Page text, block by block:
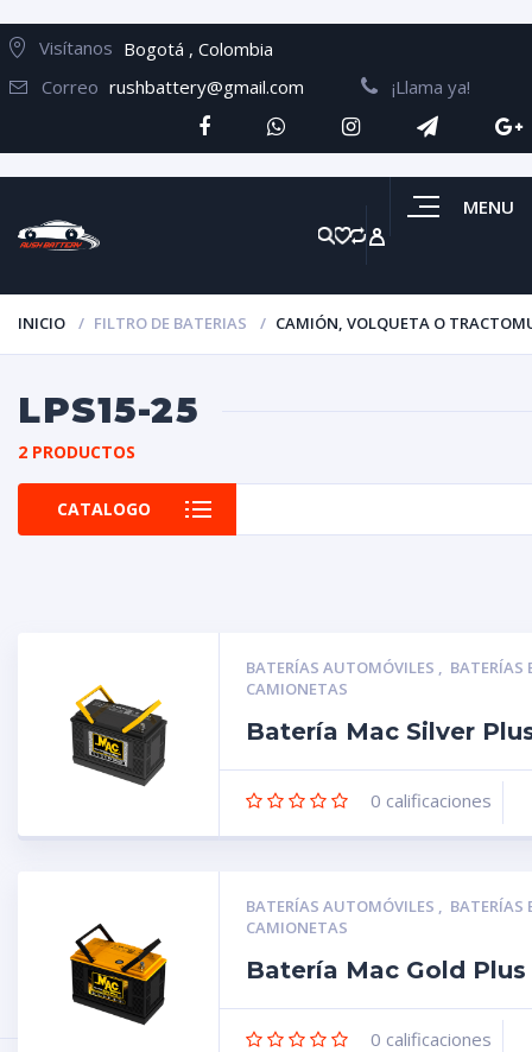
Visítanos Bogotá , Colombia
Correo rushbattery@gmail.com ¡Llama ya!
MENU
INICIO FILTRO DE BATERIAS CAMIÓN, VOLQUETA O
LPS15-25
2 PRODUCTOS
CATALOGO
BATERÍAS AUTOMÓVILES , BATERÍAS
CAMIONETAS
Batería Mac Silver
0 calificaciones
BATERÍAS AUTOMÓVILES , BATERÍAS
CAMIONETAS
Batería Mac Gold Plus
0 calificaciones